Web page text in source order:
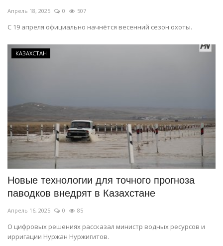
Апрель 18, 2025 0 507
С 19 апреля официально начнётся весенний сезон охоты.
КАЗАХСТАН
Новые технологии для точного прогноза
паводков внедрят в Казахстане
Апрель 16, 2025 0 85
О цифровых решениях рассказал министр водных ресурсов и
ирригации Нуржан Нуржигитов.